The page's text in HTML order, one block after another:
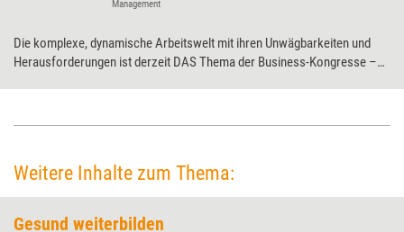
Management
Die komplexe, dynamische Arbeitswelt mit ihren Unwägbarkeiten und
Herausforderungen ist derzeit DAS Thema der Business-Kongresse –
Weitere Inhalte zum Thema:
Gesund weiterbilden